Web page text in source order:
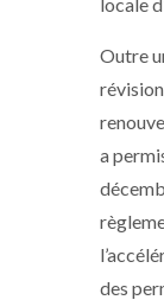
Outre
a
des